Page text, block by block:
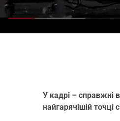
У кадрі – справжні
найгарячішій точці